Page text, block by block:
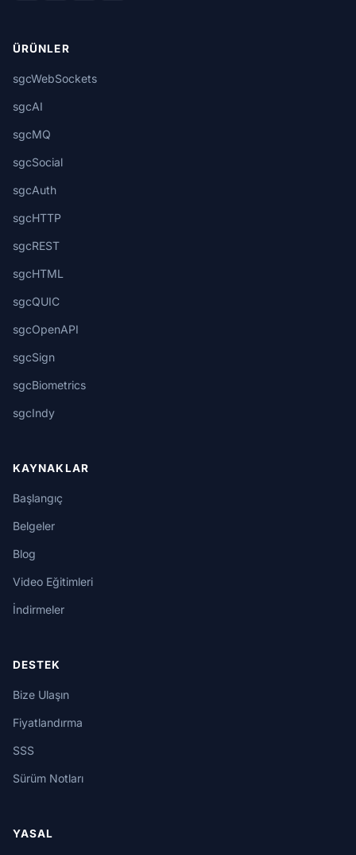
ÜRÜNLER
sgcWebSockets
sgcAI
sgcMQ
sgcSocial
sgcAuth
sgcHTTP
sgcREST
sgcHTML
sgcQUIC
sgcOpenAPI
sgcSign
sgcBiometrics
sgcIndy
KAYNAKLAR
Başlangıç
Belgeler
Blog
Video Eğitimleri
İndirmeler
DESTEK
Bize Ulaşın
Fiyatlandırma
SSS
Sürüm Notları
YASAL